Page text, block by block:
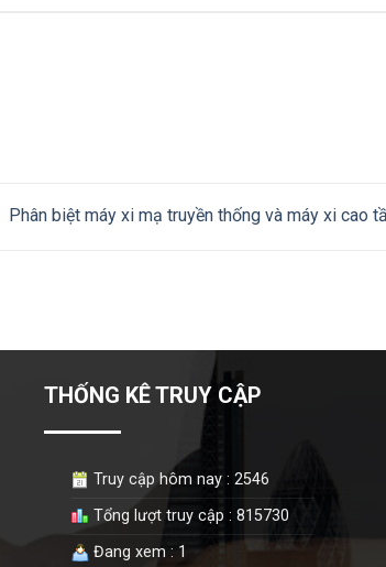
Phân biệt máy xi mạ truyền thống và máy xi cao
THỐNG KÊ TRUY CẬP
Truy cập hôm nay : 2546
Tổng lượt truy cập : 815730
Đang xem : 1